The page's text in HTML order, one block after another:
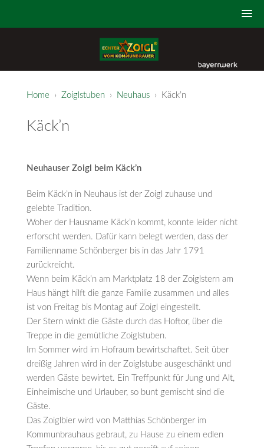
Home › Zoiglstuben› Neuhaus› Käck’n
Käck’n
Neuhauser Zoigl beim Käck’n
Beim Käck’n in Neuhaus ist der Zoigl zuhause und
gelebte Tradition.
Woher der Hausname Käck’n kommt, konnte leider nicht
erforscht werden. Dafür kann belegt werden, dass der
Familienname Schönberger bis in das Jahr 1791
zurückreicht.
Wenn beim Käck’n am Marktplatz 18 der Zoiglstern am
Haus hängt hilft die ganze Familie zusammen und alles
ist von Freitag bis Montag auf Zoigl eingestellt.
Der Stern winkt die Gäste durch das Hoftor, über die
Treppe in die gemütliche Zoiglstuben.
Im Sommer wird im Hofraum bewirtschaftet. Seit über
dreißig Jahren wird in der Zoiglstube ausgeschänkt und
werden Gäste bewirtet. Ein Treffpunkt für Jung und Alt,
Einheimische und Urlauber, so bunt gemischt sind die
Gäste.
Das Zoiglbier wird von Matthias Schönberger im
Kommunbrauhaus gebraut, zu Hause zu einem edlen